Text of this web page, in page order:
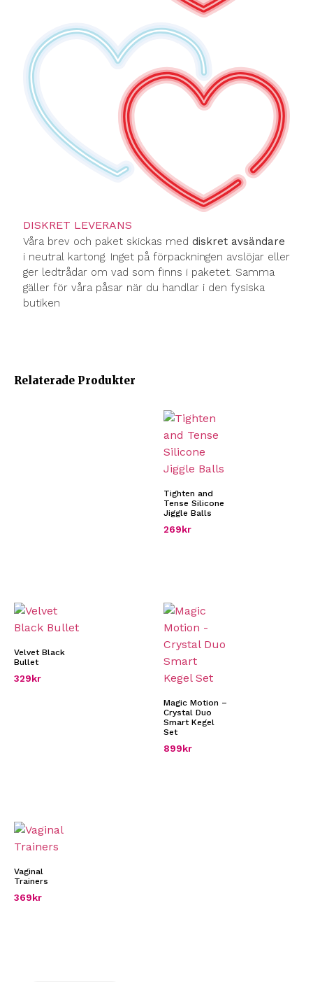
DISKRET LEVERANS
Våra brev och paket skickas med diskret avsändare
i neutral kartong. Inget på förpackningen avslöjar eller
ger ledtrådar om vad som finns i paketet. Samma
gäller för våra påsar när du handlar i den fysiska
butiken
Relaterade Produkter
Tighten and
Tense Silicone
Jiggle Balls
269kr
Velvet Black
Bullet
329kr
Magic Motion –
Crystal Duo
Smart Kegel
Set
899kr
Vaginal
Trainers
369kr